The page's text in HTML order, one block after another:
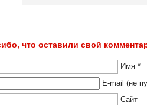
что оставили свой
Имя *
E-mail (не
Сайт